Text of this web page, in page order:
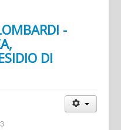
-
DI